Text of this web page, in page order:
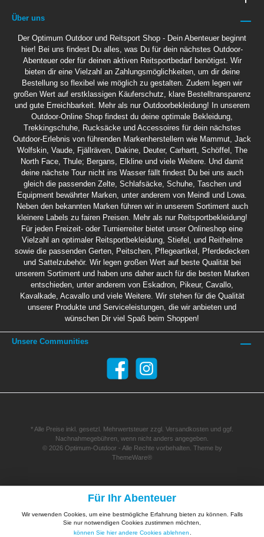
Über uns
Der Optimum Outdoor und Reitsport Shop - Dein Abenteuer beginnt
hier! Bei uns findest Du alles, was Du für dein nächstes Outdoor-
Abenteuer oder für deinen aktiven Reitsportbedarf benötigst. Wir
bieten dir eine Vielzahl an Zahlungsmöglichkeiten, um dir deine
Bestellung so flexibel wie möglich zu gestalten. Zudem legen wir
großen Wert auf erstklassigen Käuferschutz, klare Bestelltransparenz
und gute Erreichbarkeit. Mehr als nur Outdoorbekleidung! In unserem
Outdoor-Online Shop findest du deine optimale Bekleidung,
Trekkingschuhe, Rucksäcke und Accessoires für dein nächstes
Outdoor-Erlebnis von führenden Markenherstellern wie Mammut, Jack
Wolfskin, Vaude, Fjällräven, Dakine, Deuter, Carhartt, Schöffel, The
North Face, Thule; Bergans, Elkline und viele Weitere. Und damit
deine nächste Tour nicht ins Wasser fällt findest Du bei uns auch
gleich die passenden Zelte, Schlafsäcke, Schuhe, Taschen und
Equipment bewährter Marken, unter anderem von Meindl und Lowa.
Neben den bekannten Marken führen wir in unserem Sortiment auch
kleinere Labels zu fairen Preisen. Mehr als nur Reitsportbekleidung!
Für jeden Freizeit- oder Turnierreiter bietet unser Onlineshop eine
Vielzahl an optimaler Reitsportbekleidung, Stiefel, und Reithelme
sowie die passenden Gerten, Peitschen, Pflegeartikel, Pferdedecken
und Sattelzubehör. Wir legen großen Wert auf beste Qualität bei
unserem Sortiment und haben uns daher auch für die besten Marken
entschieden, unter anderem von Eskadron, Pikeur, Cavallo,
Kavalkade, Acavallo und viele Weitere. Wir stehen für die Qualität
unserer Produkte und Serviceleistungen, die wir anbieten und
wünschen Dir viel Spaß beim Shoppen!
Unsere Communities
* Alle Preise inkl. gesetzl. Mehrwertsteuer zzgl. Versandkosten und ggf.
Nachnahmegebühren, wenn nicht anders angegeben.
© 2026 Optimum-Outdoor - Alle Rechte vorbehalten. Theme by
ThemeWare®
Für Ihr Abenteuer
Wir verwenden Cookies, um eine bestmögliche Erfahrung bieten zu können. Falls
Sie nur notwendigen Cookies zustimmen möchten,
können Sie hier andere Cookies ablehnen